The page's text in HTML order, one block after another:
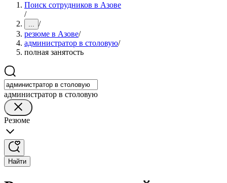
Поиск сотрудников в Азове
/
... /
резюме в Азове/
администратор в столовую/
полная занятость
администратор в столовую
Резюме
Найти